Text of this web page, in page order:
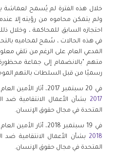
خلال هذه الفترة لم يُسمح لعماشة
ولم يتمكن محاموه من رؤيته إلا
احتجازه السابق للمحاكمة ، وخلال
في هذه الحالات ، سُمح لمحاميه
المدعي العام. على الرغم من تلقي
متهم "بالانضمام إلى جماعة
رسميًا من قبل السلطات بالتهم
في 20 سبتمبر 2017، أثار الأمين العام للأمم المتحدة القضية في
2017 بشأن الأعمال الانتقامية ضد
المتحدة في مجال حقوق الإنسان.
في 19 سبتمبر 2018، أثار الأمين العام للأمم المتحدة القضية في
2018 بشأن الأعمال الانتقامية ضد
المتحدة في مجال حقوق الإنسان.